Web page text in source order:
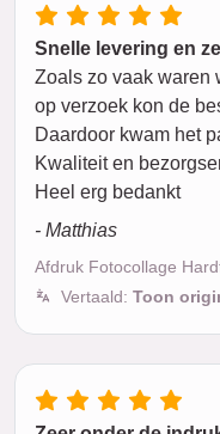
Snelle levering en
Zoals zo vaak waren
op verzoek kon de
Daardoor kwam het
Kwaliteit en
Heel erg bedankt
- Matthias
Afdruk Fotocollage
Vertaald: Toon